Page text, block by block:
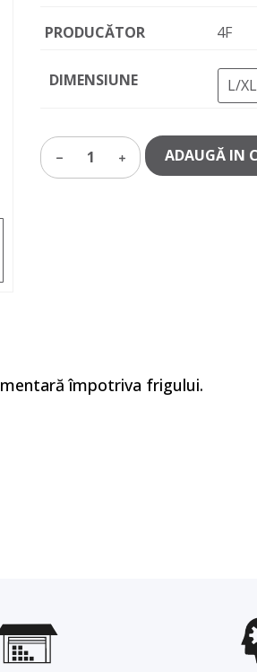
PRODUCĂTOR 4F
DIMENSIUNE L/XL
1 ADAUGĂ IN
împotriva frigului.